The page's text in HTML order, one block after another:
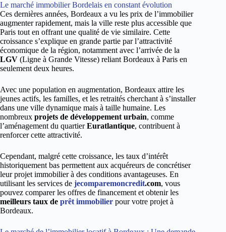
Le marché immobilier Bordelais en constant évolution
Ces dernières années, Bordeaux a vu les prix de l’immobilier
augmenter rapidement, mais la ville reste plus accessible que
Paris tout en offrant une qualité de vie similaire. Cette
croissance s’explique en grande partie par l’attractivité
économique de la région, notamment avec l’arrivée de la
LGV (Ligne à Grande Vitesse) reliant Bordeaux à Paris en
seulement deux heures.
Avec une population en augmentation, Bordeaux attire les
jeunes actifs, les familles, et les retraités cherchant à s’installer
dans une ville dynamique mais à taille humaine. Les
nombreux projets de développement urbain, comme
l’aménagement du quartierEuratlantique, contribuent à
renforcer cette attractivité.
Cependant, malgré cette croissance, les taux d’intérêt
historiquement bas permettent aux acquéreurs de concrétiser
leur projet immobilier à des conditions avantageuses. En
utilisant les services de jecomparemoncredit.com, vous
pouvez comparer les offres de financement et obtenir les
meilleurs taux de prêt immobilier pour votre projet à
Bordeaux.